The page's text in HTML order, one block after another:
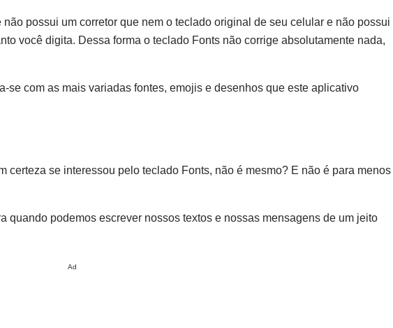
possui um corretor que nem o teclado original de seu celular e não possui
você digita. Dessa forma o teclado Fonts não corrige absolutamente nada,
se com as mais variadas fontes, emojis e desenhos que este aplicativo
se interessou pelo teclado Fonts, não é mesmo? E não é para menos
quando podemos escrever nossos textos e nossas mensagens de um jeito
Ad